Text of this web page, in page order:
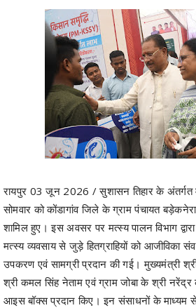
रायपुर 03 जून 2026 / सुशासन तिहार के अंतर्गत
सोमवार को कोंडागांव जिले के ग्राम पंचायत
शामिल हुए। इस अवसर पर मत्स्य पालन विभाग
मत्स्य व्यवसाय से जुड़े हितग्राहियों को आजीविका
उपकरण एवं सामग्री प्रदान की गई। मुख्यमंत्री
श्री कमल सिंह नेताम एवं ग्राम जोबा के श्री
आइस बॉक्स प्रदान किए। इन संसाधनों के माध्यम से